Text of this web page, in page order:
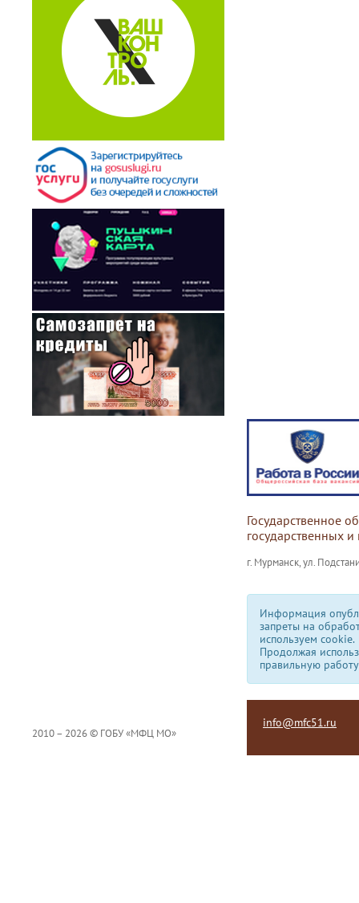
Государственное
государственных
г. Мурманск, ул.
Информация
запреты на
используем сookie.
Продолжая
правильную
2010 – 2026 © ГОБУ «МФЦ МО»
info@mfc51.ru